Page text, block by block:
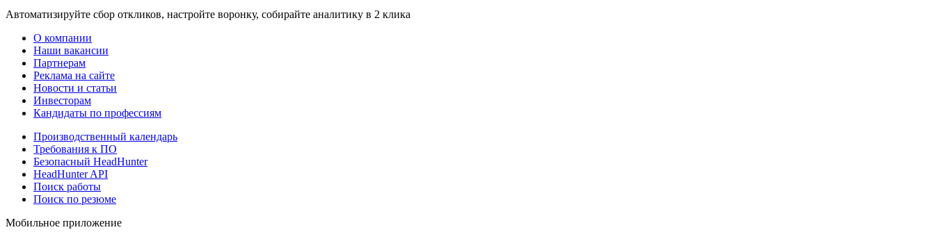
Автоматизируйте сбор откликов, настройте воронку, собирайте аналитику в 2 клика
О компании
Наши вакансии
Партнерам
Реклама на сайте
Новости и статьи
Инвесторам
Кандидаты по профессиям
Производственный календарь
Требования к ПО
Безопасный HeadHunter
HeadHunter API
Поиск работы
Поиск по резюме
Мобильное приложение